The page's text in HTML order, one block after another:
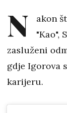
N
akon
"Kao",
zasluženi
gdje Igorova
karijeru.